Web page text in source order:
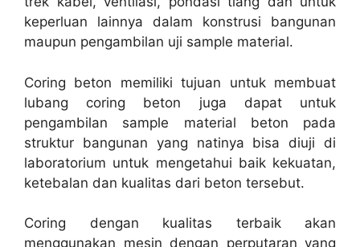
keperluan lainnya dalam konstrusi bangunan
maupun pengambilan uji sample material.
Coring beton memiliki tujuan untuk membuat
lubang coring beton juga dapat untuk
pengambilan sample material beton pada
struktur bangunan yang natinya bisa diuji di
laboratorium untuk mengetahui baik kekuatan,
ketebalan dan kualitas dari beton tersebut.
Coring dengan kualitas terbaik akan
menggunakan mesin dengan perputaran yang